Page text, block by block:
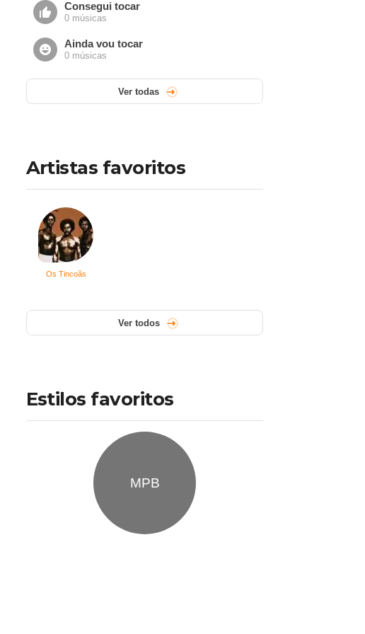
Consegui tocar
0 músicas
Ainda vou tocar
0 músicas
Ver todas
Artistas favoritos
Os Tincoãs
Ver todos
Estilos favoritos
MPB